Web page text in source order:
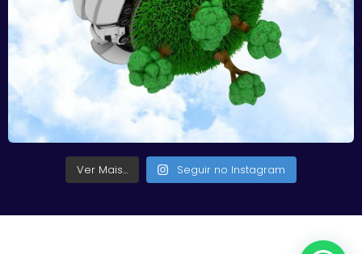
Ver Mais... Seguir no Instagram